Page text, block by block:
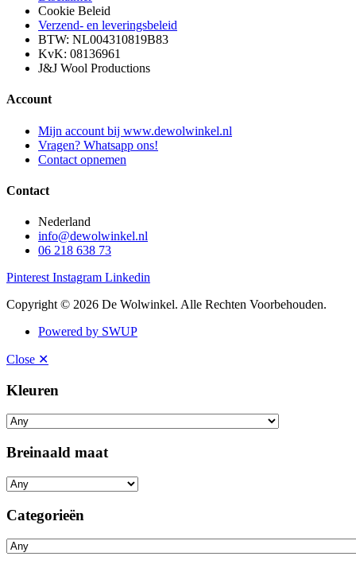
Cookie Beleid
Verzend- en leveringsbeleid
BTW: NL004310819B83
KvK: 08136961
J&J Wool Productions
Account
Mijn account bij www.dewolwinkel.nl
Vragen? Whatsapp ons!
Contact opnemen
Contact
Nederland
info@dewolwinkel.nl
06 218 638 73
Pinterest Instagram Linkedin
Copyright © 2026 De Wolwinkel. Alle Rechten Voorbehouden.
Powered by SWUP
Close ✕
Kleuren
Breinaald maat
Categorieën